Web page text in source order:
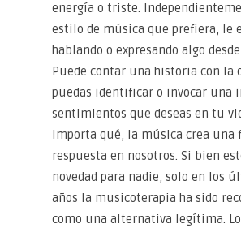
energía o triste.
estilo de música que prefiera, le
hablando o expresando algo
Puede contar una historia con la
puedas identificar o invocar una
sentimientos que deseas en tu
importa qué, la música crea una
respuesta en nosotros. Si bien
novedad para nadie, solo en los
años la musicoterapia ha sido
como una alternativa legítima.